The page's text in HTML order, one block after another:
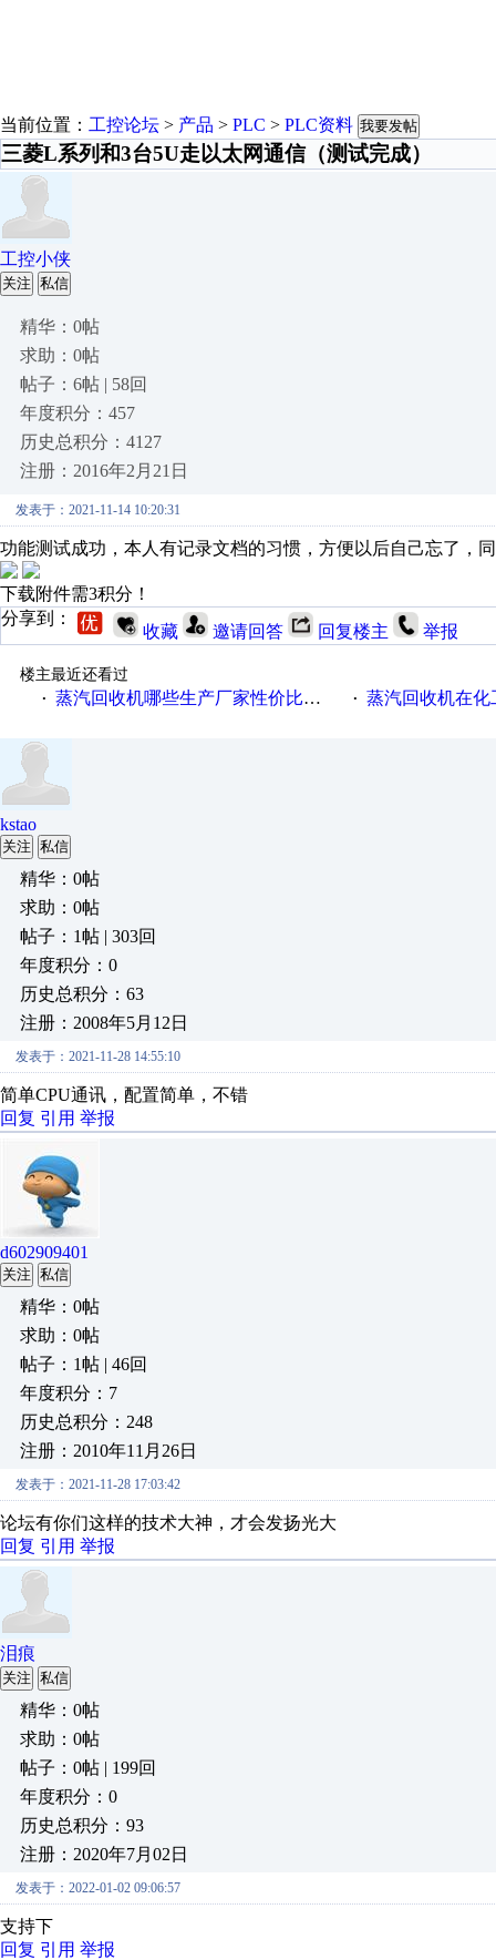
当前位置： 工控论坛 > 产品 > PLC > PLC资料 我要发帖
三菱L系列和3台5U走以太网通信（测试完成）
工控小侠
关注 私信
精华：0帖
求助：0帖
帖子：6帖 | 58回
年度积分：457
历史总积分：4127
注册：2016年2月21日
发表于：2021-11-14 10:20:31
功能测试成功，本人有记录文档的习惯，方便以后自己忘了，
下载附件需3积分！
分享到：
收藏 邀请回答 回复楼主 举报
楼主最近还看过
· 蒸汽回收机哪些生产厂家性价比高一些 · 蒸汽回收机在化
kstao
关注 私信
精华：0帖
求助：0帖
帖子：1帖 | 303回
年度积分：0
历史总积分：63
注册：2008年5月12日
发表于：2021-11-28 14:55:10
简单CPU通讯，配置简单，不错
回复 引用 举报
d602909401
关注 私信
精华：0帖
求助：0帖
帖子：1帖 | 46回
年度积分：7
历史总积分：248
注册：2010年11月26日
发表于：2021-11-28 17:03:42
论坛有你们这样的技术大神，才会发扬光大
回复 引用 举报
泪痕
关注 私信
精华：0帖
求助：0帖
帖子：0帖 | 199回
年度积分：0
历史总积分：93
注册：2020年7月02日
发表于：2022-01-02 09:06:57
支持下
回复 引用 举报